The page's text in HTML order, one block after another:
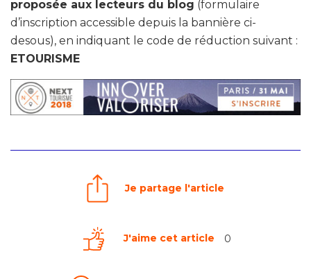
proposée aux lecteurs du blog (formulaire
d’inscription accessible depuis la bannière ci-
desous), en indiquant le code de réduction suivant :
ETOURISME
Je partage l'article
J'aime cet article 0